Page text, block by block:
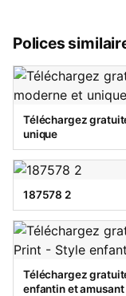
Polices
Téléchargez
unique
187578 2
Téléchargez
enfantin et amusant